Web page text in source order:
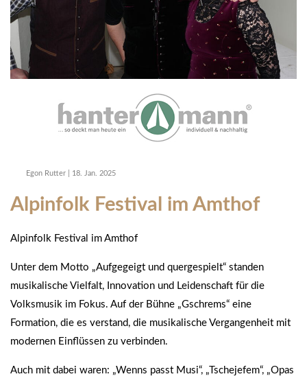
Egon Rutter 18. Jan. 2025
Alpinfolk Festival im Amthof
Alpinfolk Festival im Amthof
Unter dem Motto „Aufgegeigt und quergespielt“ standen
musikalische Vielfalt, Innovation und Leidenschaft für die
Volksmusik im Fokus. Auf der Bühne „Gschrems“ eine
Formation, die es verstand, die musikalische Vergangenheit mit
modernen Einflüssen zu verbinden.
Auch mit dabei waren: „Wenns passt Musi“, „Tschejefem“, „Opas